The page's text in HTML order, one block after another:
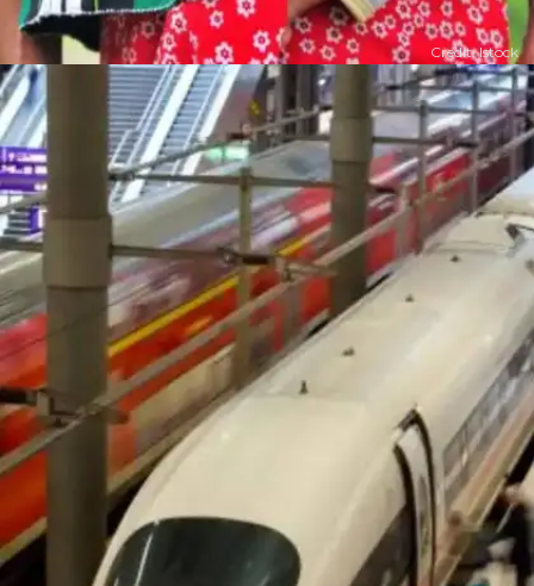
​​खासी जनजाति में जंगल को काटना और वन्य जीवों का शिकार
करना वर्जित है। ​
Credit: Istock